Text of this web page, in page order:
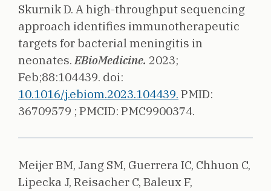
Skurnik D. A high-throughput sequencing
approach identifies immunotherapeutic
targets for bacterial meningitis in
neonates. EBioMedicine. 2023;
Feb;88:104439. doi:
10.1016/j.ebiom.2023.104439. PMID:
36709579 ; PMCID: PMC9900374.
Meijer BM, Jang SM, Guerrera IC, Chhuon C,
Lipecka J, Reisacher C, Baleux F,